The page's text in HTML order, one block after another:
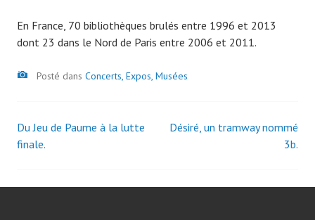
En France, 70 bibliothèques brulés entre 1996 et 2013
dont 23 dans le Nord de Paris entre 2006 et 2011.
Image
Posté dans Concerts, Expos, Musées
Navigation
Du Jeu de Paume à la lutte
finale.
Désiré, un tramway nommé
3b.